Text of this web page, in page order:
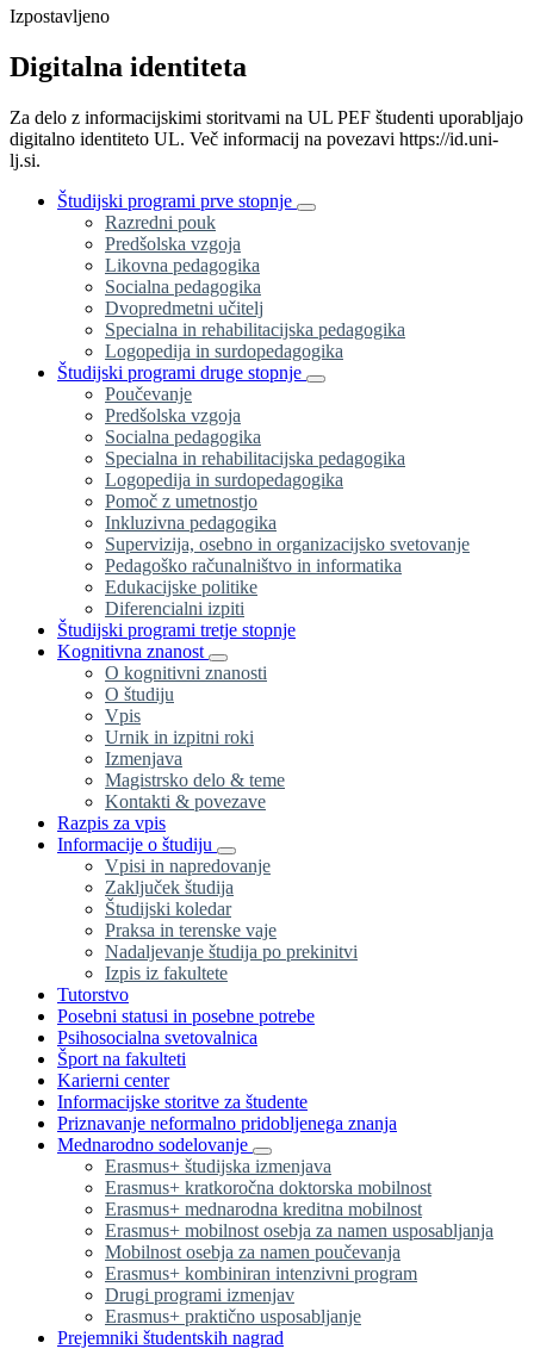
Izpostavljeno
Digitalna identiteta
Za delo z informacijskimi storitvami na UL PEF študenti uporabljajo
digitalno identiteto UL. Več informacij na povezavi https://id.uni-
lj.si.
Študijski programi prve stopnje
Razredni pouk
Predšolska vzgoja
Likovna pedagogika
Socialna pedagogika
Dvopredmetni učitelj
Specialna in rehabilitacijska pedagogika
Logopedija in surdopedagogika
Študijski programi druge stopnje
Poučevanje
Predšolska vzgoja
Socialna pedagogika
Specialna in rehabilitacijska pedagogika
Logopedija in surdopedagogika
Pomoč z umetnostjo
Inkluzivna pedagogika
Supervizija, osebno in organizacijsko svetovanje
Pedagoško računalništvo in informatika
Edukacijske politike
Diferencialni izpiti
Študijski programi tretje stopnje
Kognitivna znanost
O kognitivni znanosti
O študiju
Vpis
Urnik in izpitni roki
Izmenjava
Magistrsko delo & teme
Kontakti & povezave
Razpis za vpis
Informacije o študiju
Vpisi in napredovanje
Zaključek študija
Študijski koledar
Praksa in terenske vaje
Nadaljevanje študija po prekinitvi
Izpis iz fakultete
Tutorstvo
Posebni statusi in posebne potrebe
Psihosocialna svetovalnica
Šport na fakulteti
Karierni center
Informacijske storitve za študente
Priznavanje neformalno pridobljenega znanja
Mednarodno sodelovanje
Erasmus+ študijska izmenjava
Erasmus+ kratkoročna doktorska mobilnost
Erasmus+ mednarodna kreditna mobilnost
Erasmus+ mobilnost osebja za namen usposabljanja
Mobilnost osebja za namen poučevanja
Erasmus+ kombiniran intenzivni program
Drugi programi izmenjav
Erasmus+ praktično usposabljanje
Prejemniki študentskih nagrad